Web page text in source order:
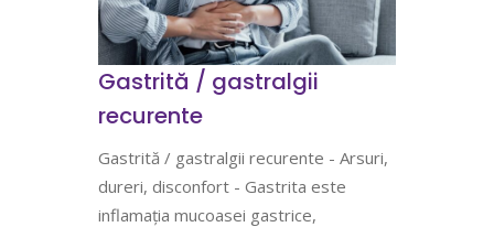
Gastrită / gastralgii
recurente
Gastrită / gastralgii recurente - Arsuri,
dureri, disconfort - Gastrita este
inflamația mucoasei gastrice,